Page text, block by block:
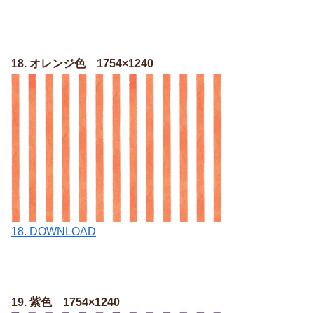
18. オレンジ色 1754×1240
18. DOWNLOAD
19. 紫色 1754×1240